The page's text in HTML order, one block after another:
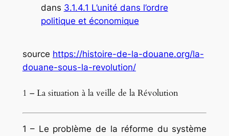
dans 3.1.4.1 L’unité dans l’ordre
politique et économique
source https://histoire-de-la-douane.org/la-
douane-sous-la-revolution/
1 – La situation à la veille de la Révolution
1 – Le problème de la réforme du système